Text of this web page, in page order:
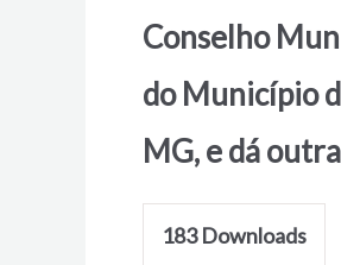
Conselho
do Município
MG, e dá
183Downloads